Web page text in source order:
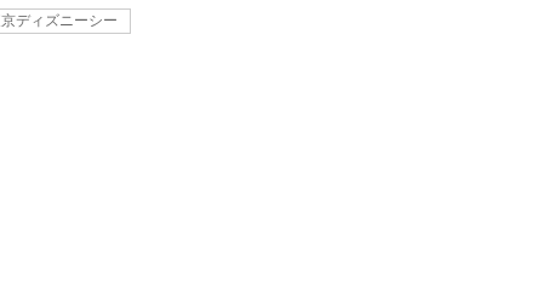
ディズニーシー